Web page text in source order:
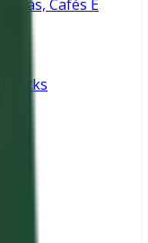
Chás, Cafés E
Snacks